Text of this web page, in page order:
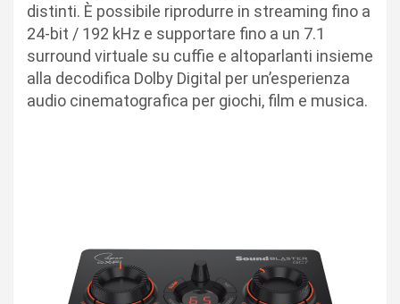
distinti. È possibile riprodurre in streaming fino a
24-bit / 192 kHz e supportare fino a un 7.1
surround virtuale su cuffie e altoparlanti insieme
alla decodifica Dolby Digital per un’esperienza
audio cinematografica per giochi, film e musica.